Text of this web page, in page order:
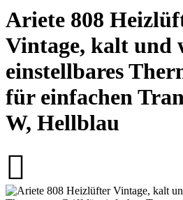
Ariete 808
Vintage, kalt und
einstellbares
für einfachen
W, Hellblau